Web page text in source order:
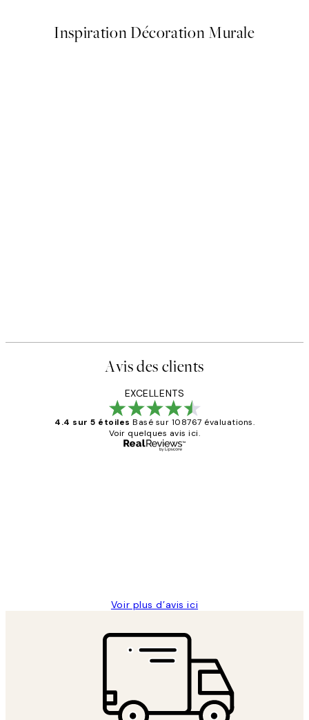
Inspiration Décoration Murale
Avis des clients
EXCELLENTS
4.4 sur 5 étoiles Basé sur 108767 évaluations.
Voir quelques avis ici.
Voir plus d’avis ici